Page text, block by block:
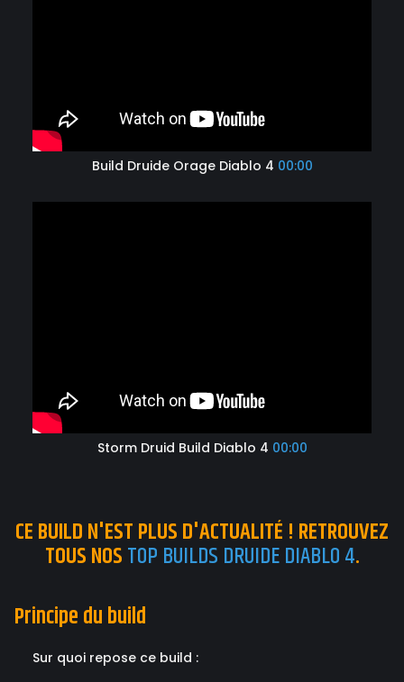
Build Druide Orage Diablo 4 00:00
Storm Druid Build Diablo 4 00:00
CE BUILD N'EST PLUS D'ACTUALITÉ ! RETROUVEZ
TOUS NOSTOP BUILDS DRUIDE DIABLO 4.
Principe du build
Sur quoi repose ce build :